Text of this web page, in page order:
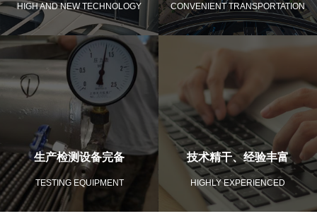
HIGH AND NEW TECHNOLOGY CONVENIENT TRANSPORTATION
生产检测设备完备
TESTING EQUIPMENT
技术精干、经验丰富
HIGHLY EXPERIENCED